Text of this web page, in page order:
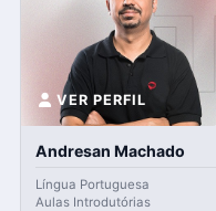
VER PERFIL
Andresan Machado
Língua Portuguesa
Aulas Introdutórias